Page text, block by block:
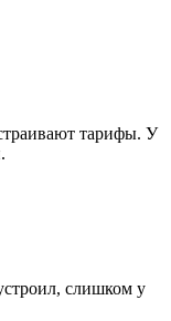
тарифы. У
слишком у